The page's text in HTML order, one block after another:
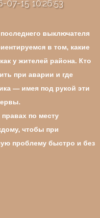
07-15 10:26:53
выключателя
в том, какие
у жителей района. Кто
при аварии и где
— имея под рукой эти
по месту
чтобы при
проблему быстро и без